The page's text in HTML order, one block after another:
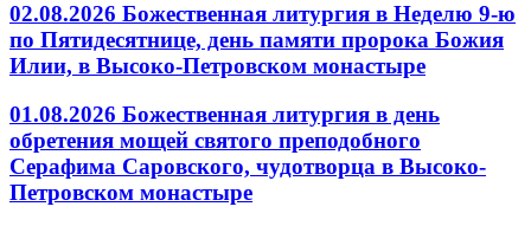
02.08.2026 Божественная литургия в Неделю 9-ю
по Пятидесятнице, день памяти пророка Божия
Илии, в Высоко-Петровском монастыре
01.08.2026 Божественная литургия в день
обретения мощей святого преподобного
Серафима Саровского, чудотворца в Высоко-
Петровском монастыре